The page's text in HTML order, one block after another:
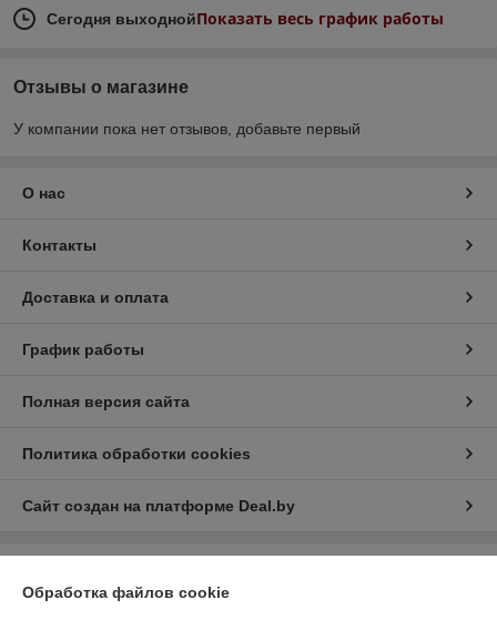
Сегодня выходнойПоказать весь график работы
Отзывы о магазине
У компании пока нет отзывов, добавьте первый
О нас
Контакты
Доставка и оплата
График работы
Полная версия сайта
Политика обработки cookies
Сайт создан на платформе Deal.by
Обработка файлов cookie